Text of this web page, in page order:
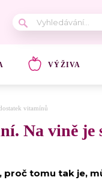
VÝŽIVA
vitamínů
Na vině je
proč tomu tak je,